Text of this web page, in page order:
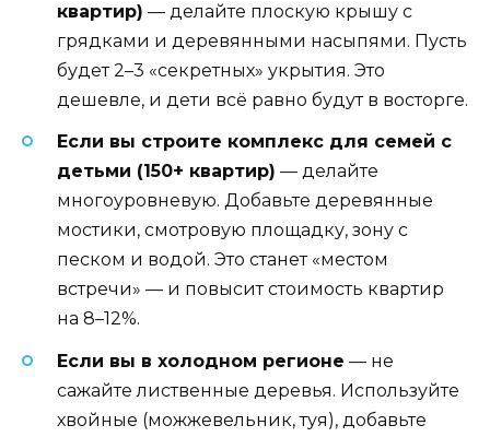
квартир) — делайте плоскую крышу с
грядками и деревянными насыпями. Пусть
будет 2–3 «секретных» укрытия. Это
дешевле, и дети всё равно будут в восторге.
Если вы строите комплекс для семей с
детьми (150+ квартир) — делайте
многоуровневую. Добавьте деревянные
мостики, смотровую площадку, зону с
песком и водой. Это станет «местом
встречи» — и повысит стоимость квартир
на 8–12%.
Если вы в холодном регионе — не
сажайте лиственные деревья. Используйте
хвойные (можжевельник, туя), добавьте